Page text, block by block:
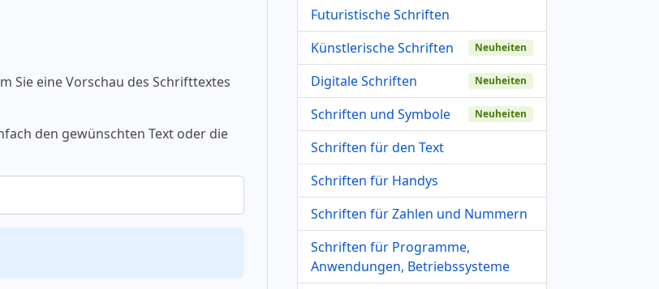
Sie eine Vorschau des Schrifttextes
den gewünschten Text oder die
Futuristische Schriften
Künstlerische Schriften
Neuheiten
Digitale Schriften Neuheiten
Schriften und Symbole Neuheiten
Schriften für den Text
Schriften für Handys
Schriften für Zahlen und Nummern
Schriften für Programme,
Anwendungen, Betriebssysteme